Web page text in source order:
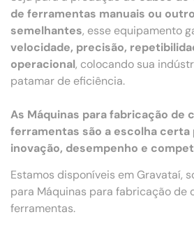
de ferramentas manuais ou
semelhantes, esse equipamento
velocidade, precisão,
operacional, colocando sua
patamar de eficiência.
As Máquinas para fabricação de
ferramentas são a escolha certa
inovação, desempenho e
Estamos disponíveis em Gravataí,
para Máquinas para fabricação de
ferramentas.